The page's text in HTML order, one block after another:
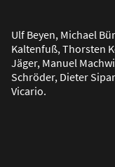
Ulf Beyen, Michael
Kaltenfuß, Thorsten
Jäger, Manuel
Schröder, Dieter
Vicario.